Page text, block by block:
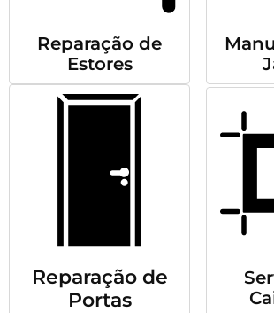
Reparação de
Estores
Reparação de
Portas